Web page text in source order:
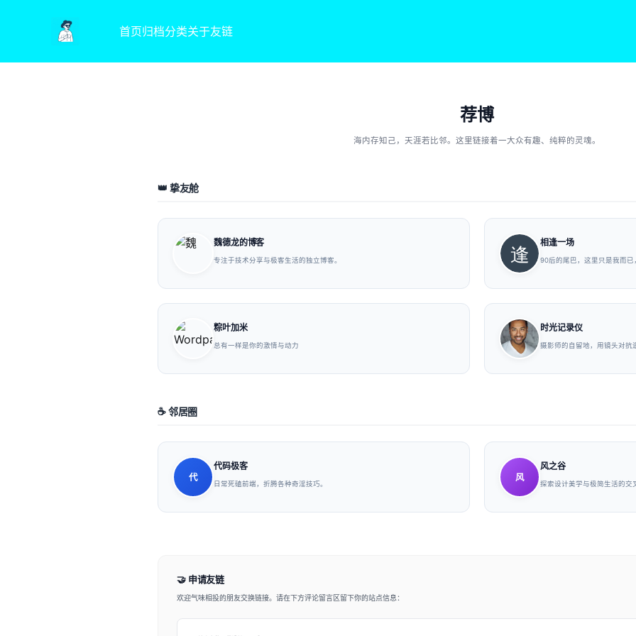
首页归档分类关于友链
荐博
海内存知己，天涯若比邻。这里链接着一大众有趣、纯粹的灵魂。
👑 挚友舱
魏德龙的博客
专注于技术分享与极客生活的独立博客。
相逢一场
90后的尾巴，这里只是我而已
粽叶加米
总有一样是你的激情与动力
时光记录仪
摄影师的自留地，用镜头对抗
☕ 邻居圈
代
代码极客
日常死磕前端，折腾各种奇淫技巧。
风
风之谷
探索设计美学与极简生活的交
🤝 申请友链
欢迎气味相投的朋友交换链接。请在下方评论留言区留下你的站点信息：